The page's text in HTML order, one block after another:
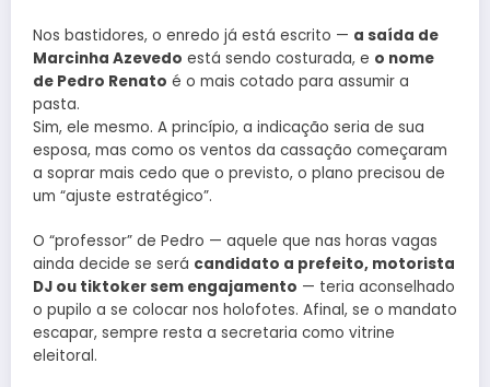
Nos bastidores, o enredo já está escrito — a saída de
Marcinha Azevedo está sendo costurada, e o nome
de Pedro Renato é o mais cotado para assumir a
pasta.
Sim, ele mesmo. A princípio, a indicação seria de sua
esposa, mas como os ventos da cassação começaram
a soprar mais cedo que o previsto, o plano precisou de
um “ajuste estratégico”.
O “professor” de Pedro — aquele que nas horas vagas
ainda decide se será candidato a prefeito, motorista
DJ ou tiktoker sem engajamento — teria aconselhado
o pupilo a se colocar nos holofotes. Afinal, se o mandato
escapar, sempre resta a secretaria como vitrine
eleitoral.